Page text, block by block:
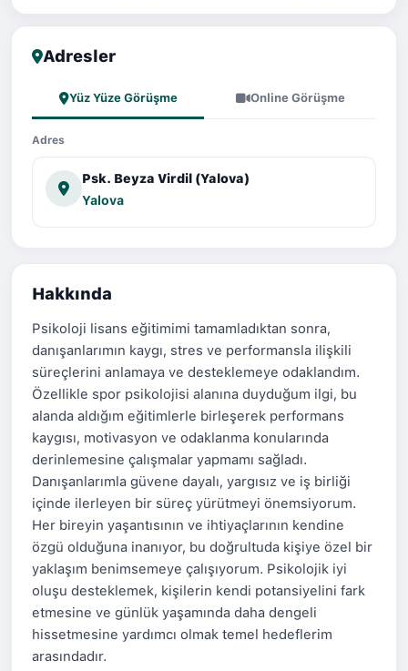
Adresler
Yüz Yüze Görüşme Online Görüşme
Adres
Psk. Beyza Virdil (Yalova)
Yalova
Hakkında
Psikoloji lisans eğitimimi tamamladıktan sonra,
danışanlarımın kaygı, stres ve performansla ilişkili
süreçlerini anlamaya ve desteklemeye odaklandım.
Özellikle spor psikolojisi alanına duyduğum ilgi, bu
alanda aldığım eğitimlerle birleşerek performans
kaygısı, motivasyon ve odaklanma konularında
derinlemesine çalışmalar yapmamı sağladı.
Danışanlarımla güvene dayalı, yargısız ve iş birliği
içinde ilerleyen bir süreç yürütmeyi önemsiyorum.
Her bireyin yaşantısının ve ihtiyaçlarının kendine
özgü olduğuna inanıyor, bu doğrultuda kişiye özel bir
yaklaşım benimsemeye çalışıyorum. Psikolojik iyi
oluşu desteklemek, kişilerin kendi potansiyelini fark
etmesine ve günlük yaşamında daha dengeli
hissetmesine yardımcı olmak temel hedeflerim
arasındadır.